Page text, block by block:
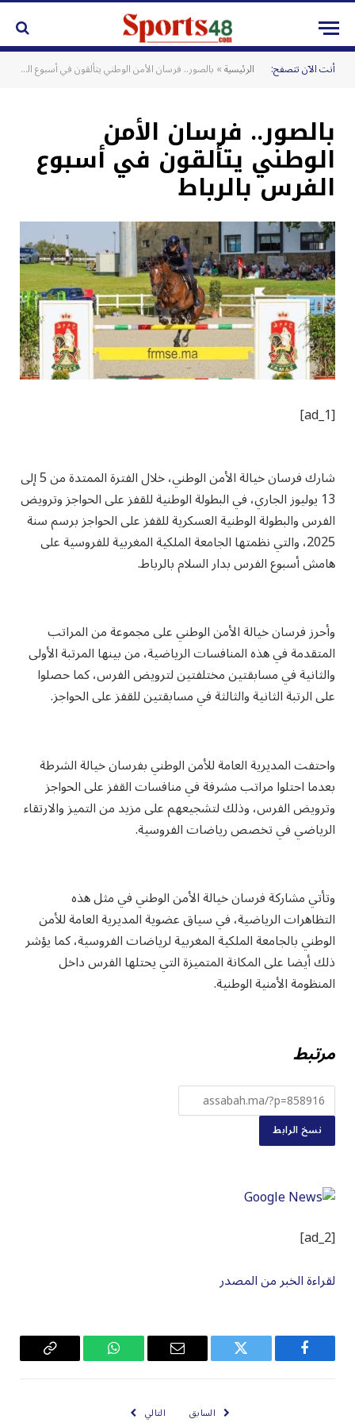
أنت الآن تتصفح: الرئيسية» بالصور.. فرسان الأمن الوطني يتألقون في أسبوع الفرس بالرباط
بالصور.. فرسان الأمن
الوطني يتألقون في أسبوع
الفرس بالرباط
[ad_1]
شارك فرسان خيالة الأمن الوطني، خلال الفترة الممتدة من 5 إلى
13 يوليوز الجاري، في البطولة الوطنية للقفز على الحواجز وترويض
الفرس والبطولة الوطنية العسكرية للقفز على الحواجز برسم سنة
2025، والتي نظمتها الجامعة الملكية المغربية للفروسية على
هامش أسبوع الفرس بدار السلام بالرباط.
وأحرز فرسان خيالة الأمن الوطني على مجموعة من المراتب
المتقدمة في هذه المنافسات الرياضية، من بينها المرتبة الأولى
والثانية في مسابقتين مختلفتين لترويض الفرس، كما حصلوا
على الرتبة الثانية والثالثة في مسابقتين للقفز على الحواجز.
واحتفت المديرية العامة للأمن الوطني بفرسان خيالة الشرطة
بعدما احتلوا مراتب مشرفة في منافسات القفز على الحواجز
وترويض الفرس، وذلك لتشجيعهم على مزيد من التميز والارتقاء
الرياضي في تخصص رياضات الفروسية.
وتأتي مشاركة فرسان خيالة الأمن الوطني في مثل هذه
التظاهرات الرياضية، في سياق عضوية المديرية العامة للأمن
الوطني بالجامعة الملكية المغربية لرياضات الفروسية، كما يؤشر
ذلك أيضا على المكانة المتميزة التي يحتلها الفرس داخل
المنظومة الأمنية الوطنية.
مرتبط
نسخ الرابط
[ad_2]
لقراءة الخبر من المصدر
فيسبوك تويتر
البريد
واتساب
Copy
السابق التالي